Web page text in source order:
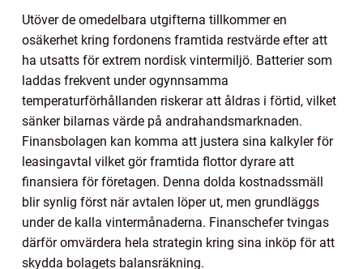
Utöver de omedelbara utgifterna tillkommer en
osäkerhet kring fordonens framtida restvärde efter att
ha utsatts för extrem nordisk vintermiljö. Batterier som
laddas frekvent under ogynnsamma
temperaturförhållanden riskerar att åldras i förtid, vilket
sänker bilarnas värde på andrahandsmarknaden.
Finansbolagen kan komma att justera sina kalkyler för
leasingavtal vilket gör framtida flottor dyrare att
finansiera för företagen. Denna dolda kostnadssmäll
blir synlig först när avtalen löper ut, men grundläggs
under de kalla vintermånaderna. Finanschefer tvingas
därför omvärdera hela strategin kring sina inköp för att
skydda bolagets balansräkning.